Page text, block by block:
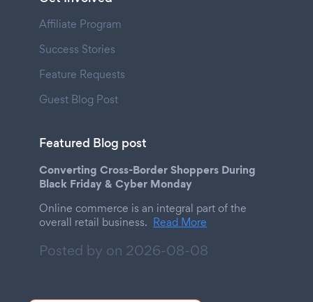
Affiliate Program
Success Stories
Feature Requests
Guest Blog Post
Featured Blog post
Converting Cross-Border Shoppers During
Black Friday & Cyber Monday
Online commerce is an integral part of the
overall retail business. Read More
Posted by on 2026-08-08